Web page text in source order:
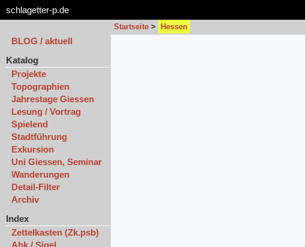
schlagetter-p.de
Startseite > Hessen
BLOG / aktuell
Katalog
Projekte
Topographien
Jahrestage Giessen
Lesung / Vortrag
Spielend
Stadtführung
Exkursion
Uni Giessen, Seminar
Wanderungen
Detail-Filter
Archiv
Index
Zettelkasten (Zk.psb)
Abk./ Sigel